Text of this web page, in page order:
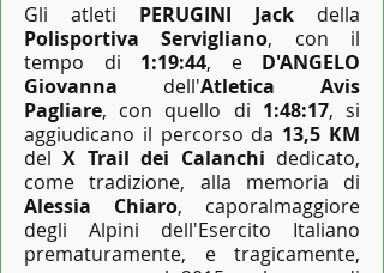
Gli atleti PERUGINI Jack della
Polisportiva Servigliano, con il
tempo di 1:19:44, e D'ANGELO
Giovanna dell'Atletica Avis
Pagliare, con quello di 1:48:17, si
aggiudicano il percorso da 13,5 KM
delX Trail dei Calanchi dedicato,
come tradizione, alla memoria di
Alessia Chiaro, caporalmaggiore
degli Alpini dell'Esercito Italiano
prematuramente, e tragicamente,